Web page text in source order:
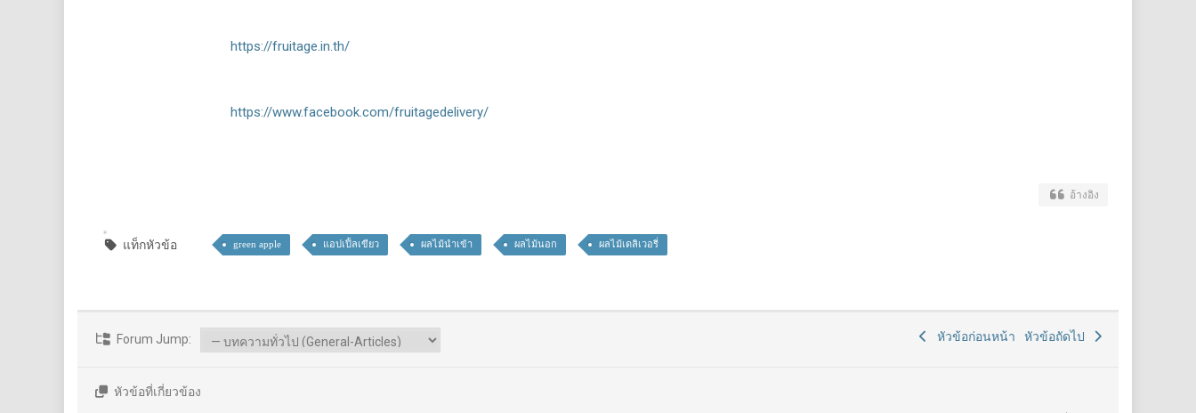
https://fruitage.in.th/
https://www.facebook.com/fruitagedelivery/
อ้างอิง
แท็กหัวข้อ green apple แอปเปิ้ลเขียว ผลไม้นำเข้า ผลไม้นอก ผลไม้เดลิเวอรี่
Forum Jump: หัวข้อก่อนหน้า หัวข้อถัดไป
หัวข้อที่เกี่ยวข้อง